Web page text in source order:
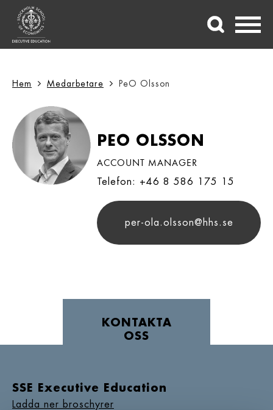
Hem Medarbetare PeO Olsson
PEO OLSSON
ACCOUNT MANAGER
Telefon: +46 8 586 175 15
per-ola.olsson@hhs.se
KONTAKTA
OSS
SSE Executive Education
Ladda ner broschyrer